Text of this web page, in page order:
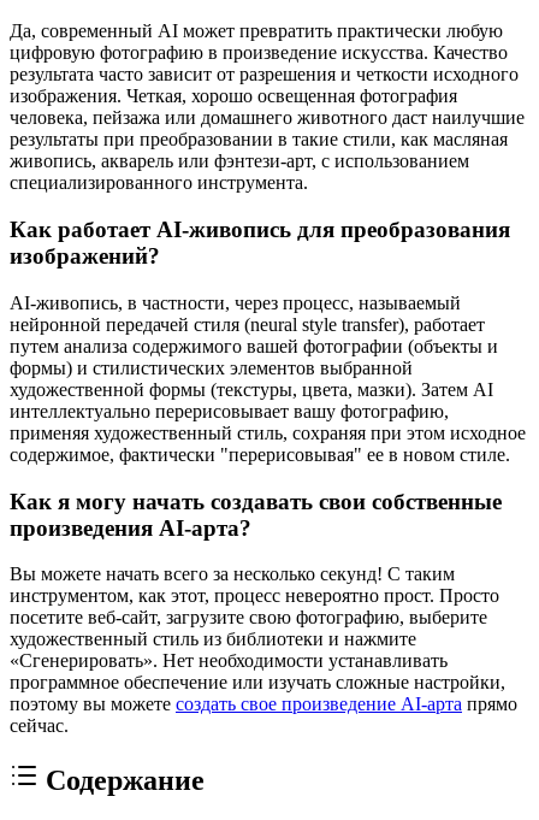
Да, современный AI может превратить практически любую
цифровую фотографию в произведение искусства. Качество
результата часто зависит от разрешения и четкости исходного
изображения. Четкая, хорошо освещенная фотография
человека, пейзажа или домашнего животного даст наилучшие
результаты при преобразовании в такие стили, как масляная
живопись, акварель или фэнтези-арт, с использованием
специализированного инструмента.
Как работает AI-живопись для преобразования
изображений?
AI-живопись, в частности, через процесс, называемый
нейронной передачей стиля (neural style transfer), работает
путем анализа содержимого вашей фотографии (объекты и
формы) и стилистических элементов выбранной
художественной формы (текстуры, цвета, мазки). Затем AI
интеллектуально перерисовывает вашу фотографию,
применяя художественный стиль, сохраняя при этом исходное
содержимое, фактически "перерисовывая" ее в новом стиле.
Как я могу начать создавать свои собственные
произведения AI-арта?
Вы можете начать всего за несколько секунд! С таким
инструментом, как этот, процесс невероятно прост. Просто
посетите веб-сайт, загрузите свою фотографию, выберите
художественный стиль из библиотеки и нажмите
«Сгенерировать». Нет необходимости устанавливать
программное обеспечение или изучать сложные настройки,
поэтому вы можете создать свое произведение AI-арта прямо
сейчас.
Содержание